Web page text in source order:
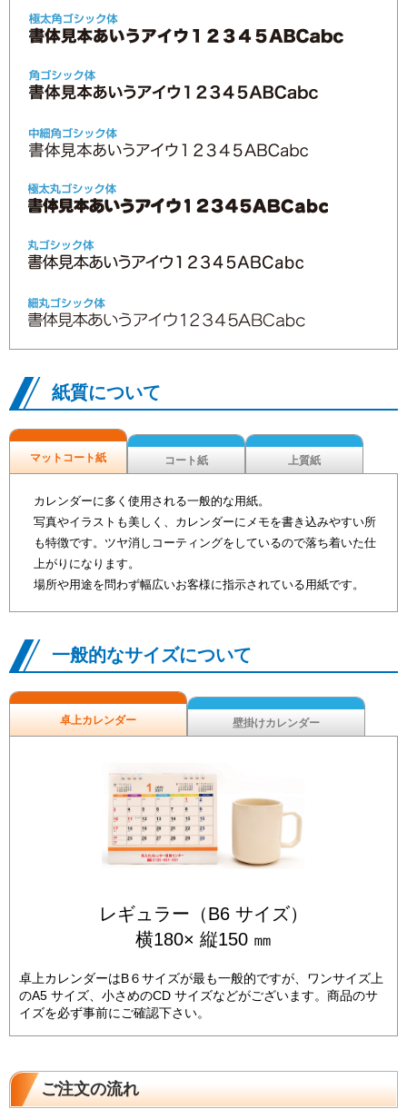
紙質について
マットコート紙 コート紙 上質紙
カレンダーに多く使用される一般的な用紙。
写真やイラストも美しく、カレンダーにメモを書き込みやすい所
も特徴です。ツヤ消しコーティングをしているので落ち着いた仕
上がりになります。
場所や用途を問わず幅広いお客様に指示されている用紙です。
一般的なサイズについて
卓上カレンダー 壁掛けカレンダー
レギュラー（B6 サイズ）
横180× 縦150 ㎜
卓上カレンダーはB６サイズが最も一般的ですが、ワンサイズ上
のA5 サイズ、小さめのCD サイズなどがございます。商品のサ
イズを必ず事前にご確認下さい。
ご注文の流れ